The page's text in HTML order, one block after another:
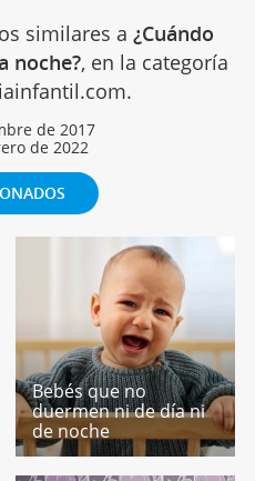
similares a ¿Cuándo
noche?, en la categoría
de 2017
de 2022
Bebés que no
duermen ni de día ni
de noche